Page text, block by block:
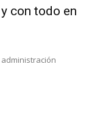
con todo en